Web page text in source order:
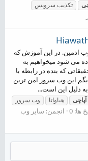
تکذیب سرویس
ادمین. در این آموزش که
می شود میخواهیم به
که بنده در رابطه با
این وب سرور امن ترین
دلیل این است...
آپاچی هیاواتا
وب سرور
ها: 0 انجمن: سایر وب